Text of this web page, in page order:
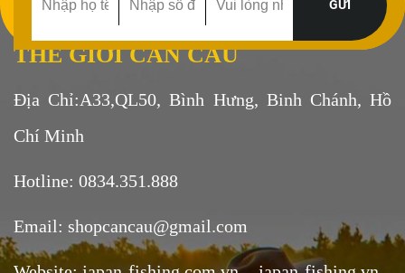
THẾ GIỚI CẦN CÂU
Địa Chỉ:A33,QL50, Bình Hưng, Binh Chánh, Hồ
Chí Minh
Hotline: 0834.351.888
Email: shopcancau@gmail.com